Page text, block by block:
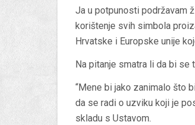
Ja u potpunosti podržavam
korištenje svih simbola
Hrvatske i Europske unije
Na pitanje smatra li da bi
“Mene bi jako zanimalo što
da se radi o uzviku koji je
skladu s Ustavom.